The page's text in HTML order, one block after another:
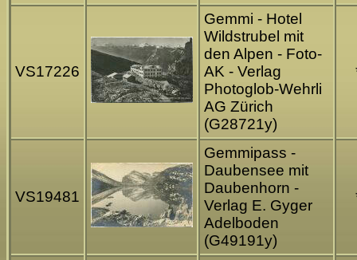
VS17226
Gemmi - Hotel
Wildstrubel mit
den Alpen - Foto-
AK - Verlag
Photoglob-Wehrli
AG Zürich
(G28721y)
VS19481
Gemmipass -
Daubensee mit
Daubenhorn -
Verlag E. Gyger
Adelboden
(G49191y)